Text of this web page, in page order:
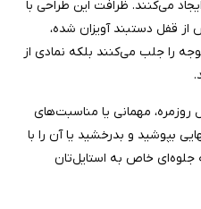
می‌کنند. ظرافت این طراحی با
قفل دستبند آویزان شده،
را جلب می‌کنند بلکه نمادی از
روزمره، مهمانی یا مناسبت‌های
بپوشید و بدرخشید یا آن را با
جلوه‌ای خاص به استایل‌تان